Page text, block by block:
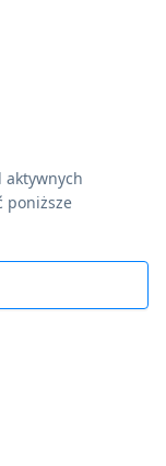
aktywnych
poniższe